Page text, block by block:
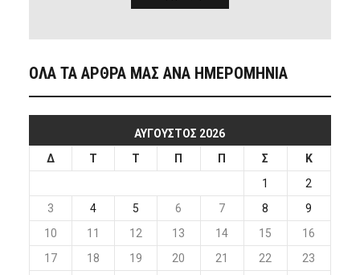
ΟΛΑ ΤΑ ΑΡΘΡΑ ΜΑΣ ΑΝΑ ΗΜΕΡΟΜΗΝΙΑ
ΑΎΓΟΥΣΤΟΣ 2026
Δ
Τ Τ Π Π Σ
Κ
1
2
3
4 5 6 7 8
9
10
11 12 13 14 15
16
17
18 19 20 21 22
23